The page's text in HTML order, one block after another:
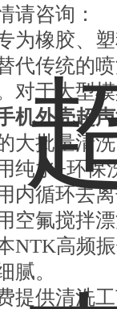
请咨询：
为橡胶、
代传统的
对于大型
机外壳超
大批量清
纯水+环保
内循环去
空氟搅拌
NTK高频
腻。
提供清洗